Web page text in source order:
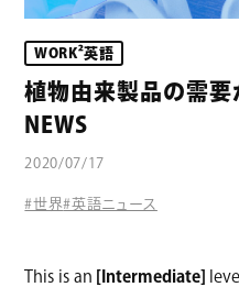
案件実績
ビジネスサポート
コラム
WORK²英語
植物由来製品の需要
NEWS
2020/07/17
#世界#英語ニュース
This is an [Intermediate]